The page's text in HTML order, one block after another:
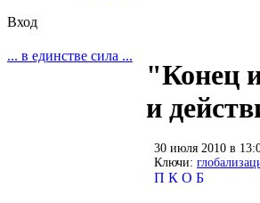
Вход
... в единстве сила ...
"Конец
и
30 июля 2010 в
Ключи:
П К О Б